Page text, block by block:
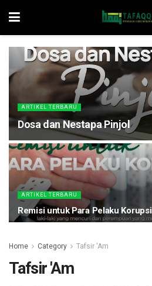
ARTIKEL TERBARU
Dosa dan Nestapa Pinjol
ARTIKEL TERBARU
Remisi untuk Para Pelaku Korupsi
Home Category Tafsir 'Am
Tafsir 'Am